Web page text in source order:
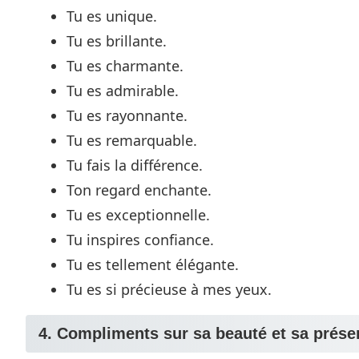
Tu es unique.
Tu es brillante.
Tu es charmante.
Tu es admirable.
Tu es rayonnante.
Tu es remarquable.
Tu fais la différence.
Ton regard enchante.
Tu es exceptionnelle.
Tu inspires confiance.
Tu es tellement élégante.
Tu es si précieuse à mes yeux.
4. Compliments sur sa beauté et sa